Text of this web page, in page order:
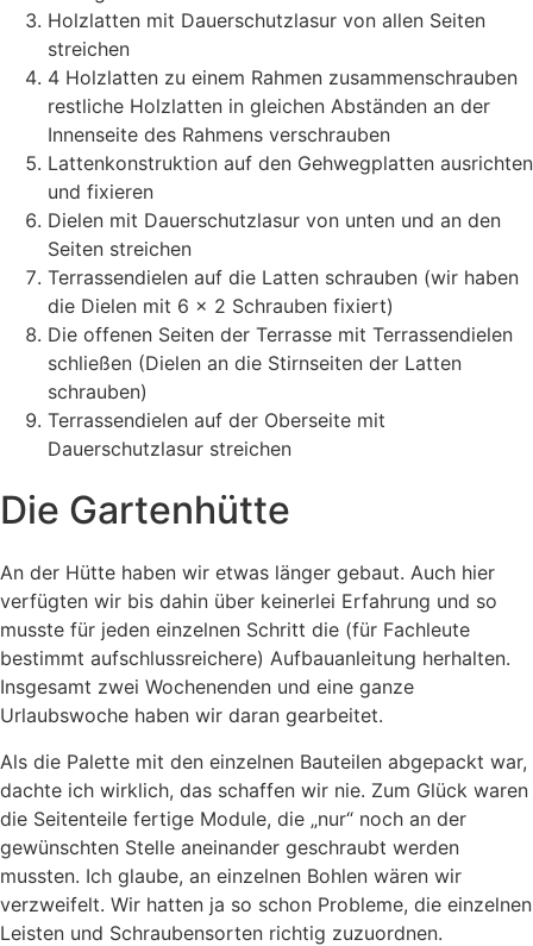
Holzlatten mit Dauerschutzlasur von allen Seiten
streichen
4 Holzlatten zu einem Rahmen zusammenschrauben
restliche Holzlatten in gleichen Abständen an der
Innenseite des Rahmens verschrauben
Lattenkonstruktion auf den Gehwegplatten ausrichten
und fixieren
Dielen mit Dauerschutzlasur von unten und an den
Seiten streichen
Terrassendielen auf die Latten schrauben (wir haben
die Dielen mit 6 x 2 Schrauben fixiert)
Die offenen Seiten der Terrasse mit Terrassendielen
schließen (Dielen an die Stirnseiten der Latten
schrauben)
Terrassendielen auf der Oberseite mit
Dauerschutzlasur streichen
Die Gartenhütte
An der Hütte haben wir etwas länger gebaut. Auch hier
verfügten wir bis dahin über keinerlei Erfahrung und so
musste für jeden einzelnen Schritt die (für Fachleute
bestimmt aufschlussreichere) Aufbauanleitung herhalten.
Insgesamt zwei Wochenenden und eine ganze
Urlaubswoche haben wir daran gearbeitet.
Als die Palette mit den einzelnen Bauteilen abgepackt war,
dachte ich wirklich, das schaffen wir nie. Zum Glück waren
die Seitenteile fertige Module, die „nur“ noch an der
gewünschten Stelle aneinander geschraubt werden
mussten. Ich glaube, an einzelnen Bohlen wären wir
verzweifelt. Wir hatten ja so schon Probleme, die einzelnen
Leisten und Schraubensorten richtig zuzuordnen.